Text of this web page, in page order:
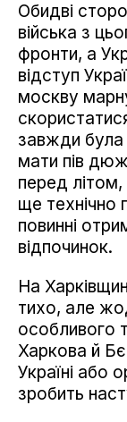
Обидві
війська з
фронти, а
відступ
москву
завжди була
мати пів
перед літом,
ще технічно
повинні
відпочинок.
На
тихо, але
особливого
Харкова й
Україні або
зробить